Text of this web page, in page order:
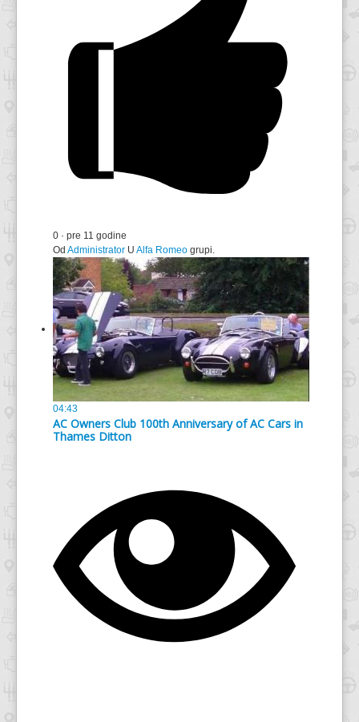
0 · pre 11 godine
Od Administrator U Alfa Romeo grupi.
04:43
AC Owners Club 100th Anniversary of AC Cars in
Thames Ditton